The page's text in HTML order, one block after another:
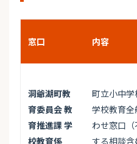
窓口 内容
洞爺湖町教
育委員会 教
育推進課 学
校教育係
町立小中学
学校教育
わせ窓口
する相談含